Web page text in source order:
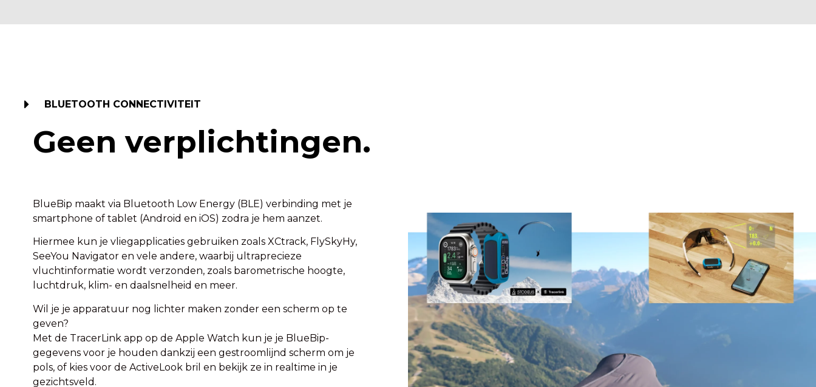
BLUETOOTH CONNECTIVITEIT
Geen verplichtingen.
BlueBip maakt via Bluetooth Low Energy (BLE) verbinding met je
smartphone of tablet (Android en iOS) zodra je hem aanzet.
Hiermee kun je vliegapplicaties gebruiken zoals XCtrack, FlySkyHy,
SeeYou Navigator en vele andere, waarbij ultraprecieze
vluchtinformatie wordt verzonden, zoals barometrische hoogte,
luchtdruk, klim- en daalsnelheid en meer.
Wil je je apparatuur nog lichter maken zonder een scherm op te
geven?
Met de TracerLink app op de Apple Watch kun je je BlueBip-
gegevens voor je houden dankzij een gestroomlijnd scherm om je
pols, of kies voor de ActiveLook bril en bekijk ze in realtime in je
gezichtsveld.